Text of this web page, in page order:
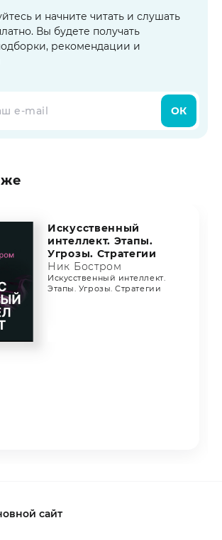
и начните читать и слушать
Вы будете получать
рекомендации и
ОК
Искусственный
интеллект. Этапы.
Угрозы. Стратегии
Ник Бостром
Искусственный интеллект.
Этапы. Угрозы. Стратегии
сайт